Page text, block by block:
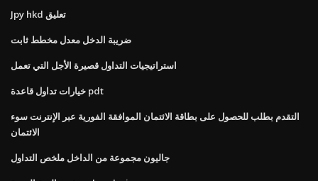
Jpy hkd تعليق
ضريبة الدخل معدل مخطط ثابت
استراتيجيات التداول قصيرة الأجل التي تعمل
خيارات تداول قاعدة pdt
التقدم بطلب للحصول على بطاقة الائتمان الموافقة الفورية عبر الإنترنت سوء
الائتمان
جاليون مجموعة من الداخل ملخص التداول